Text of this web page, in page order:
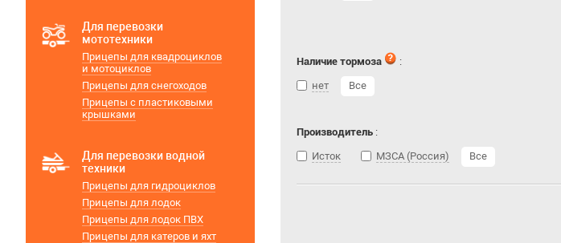
Наличие тормоза
:
нет
Все
Производитель :
Исток
МЗСА (Россия) Все
Для перевозки
мототехники
Прицепы для квадроциклов
и мотоциклов
Прицепы для снегоходов
Прицепы с пластиковыми
крышками
Для перевозки водной
техники
Прицепы для гидроциклов
Прицепы для лодок
Прицепы для лодок ПВХ
Прицепы для катеров и яхт